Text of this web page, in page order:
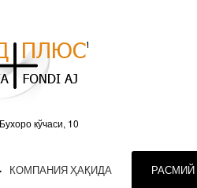
кўчаси, 10
КОМПАНИЯ ҲАҚИДА РАСМИЙ